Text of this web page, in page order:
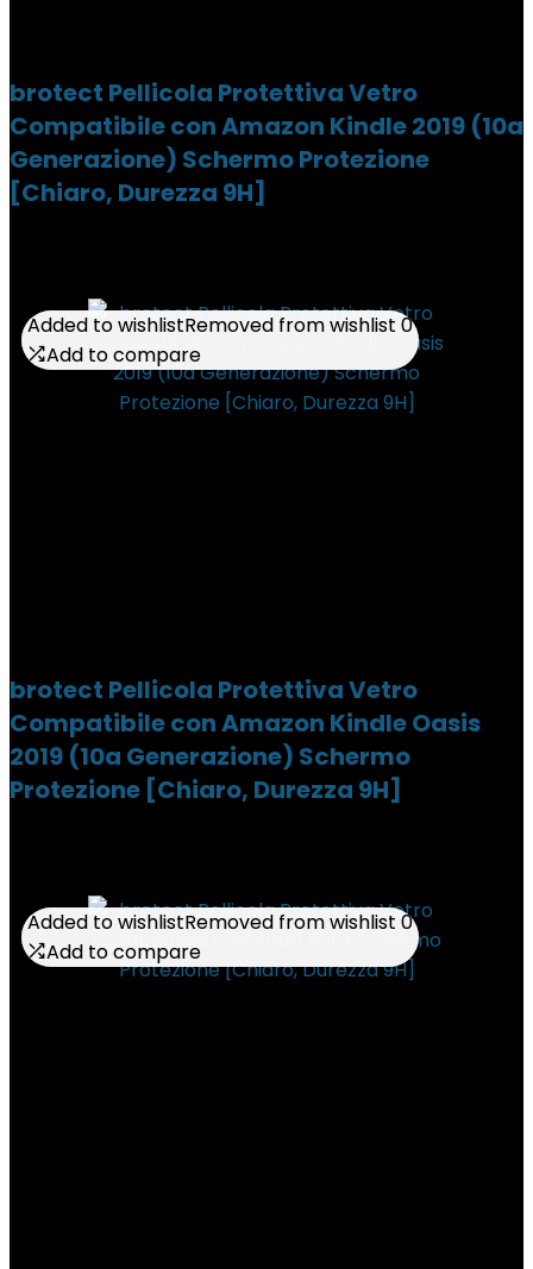
brotect Pellicola Protettiva Vetro
Compatibile con Amazon Kindle 2019 (10a
Generazione) Schermo Protezione
[Chiaro, Durezza 9H]
Added to wishlistRemoved from wishlist 0
Add to compare
brotect Pellicola Protettiva Vetro
Compatibile con Amazon Kindle Oasis
2019 (10a Generazione) Schermo
Protezione [Chiaro, Durezza 9H]
Added to wishlistRemoved from wishlist 0
Add to compare
Added to wishlistRemoved from wishlist 0
Add to compare
Added to wishlistRemoved from wishlist 0
Add to compare